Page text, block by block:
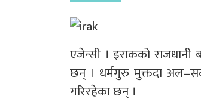
एजेन्सी । इराकको राजधानी
छन् । धर्मगुरु मुक्तदा
गरिरहेका छन् ।